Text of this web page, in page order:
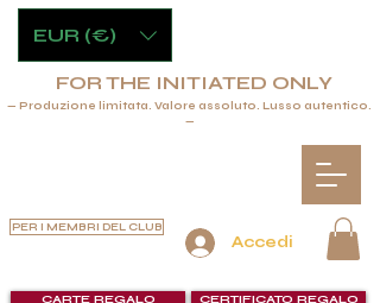
Accedi
PER I MEMBRI DEL CLUB
CARTE REGALO CERTIFICATO REGALO
FOR THE INITIATED ONLY
— Produzione limitata. Valore assoluto. Lusso autentico.
—
EUR (€)